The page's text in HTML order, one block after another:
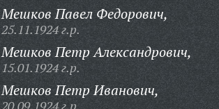
Мешков Павел Федорович,
25.11.1924 г.р.
Мешков Петр Александрович,
15.01.1924 г.р.
Мешков Петр Иванович,
20.09.1924 г.р.